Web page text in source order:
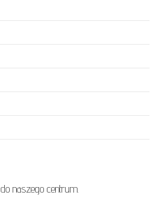
do naszego centrum.